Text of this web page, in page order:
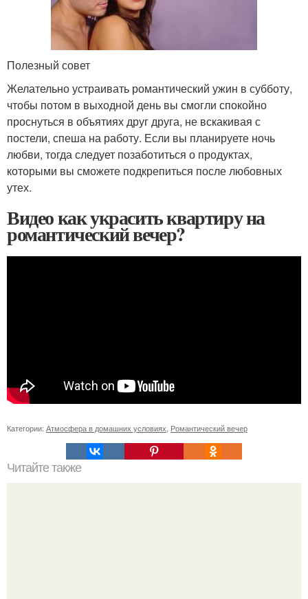
Полезный совет
Желательно устраивать романтический ужин в субботу,
чтобы потом в выходной день вы смогли спокойно
проснуться в объятиях друг друга, не вскакивая с
постели, спеша на работу. Если вы планируете ночь
любви, тогда следует позаботиться о продуктах,
которыми вы сможете подкрепиться после любовных
утех.
Видео как украсить квартиру на
романтический вечер?
Категории: Атмосфера в домашних условиях Романтический вечер
Читайте также